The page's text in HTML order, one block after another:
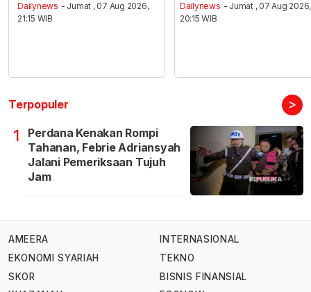
Dailynews - Jumat , 07 Aug 2026,
21:15 WIB
Dailynews - Jumat , 07 Aug 2026,
20:15 WIB
Terpopuler >
1
Perdana Kenakan Rompi
Tahanan, Febrie Adriansyah
Jalani Pemeriksaan Tujuh
Jam
AMEERA
EKONOMI SYARIAH
SKOR
INTERNASIONAL
TEKNO
BISNIS FINANSIAL